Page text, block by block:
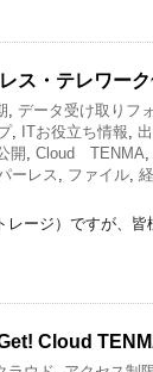
ス・テレワー
, データ受け取りフ
, ITお役立ち情報,
開, Cloud TENMA,
ーレス , ファイル,
ージ）ですが、
Cloud